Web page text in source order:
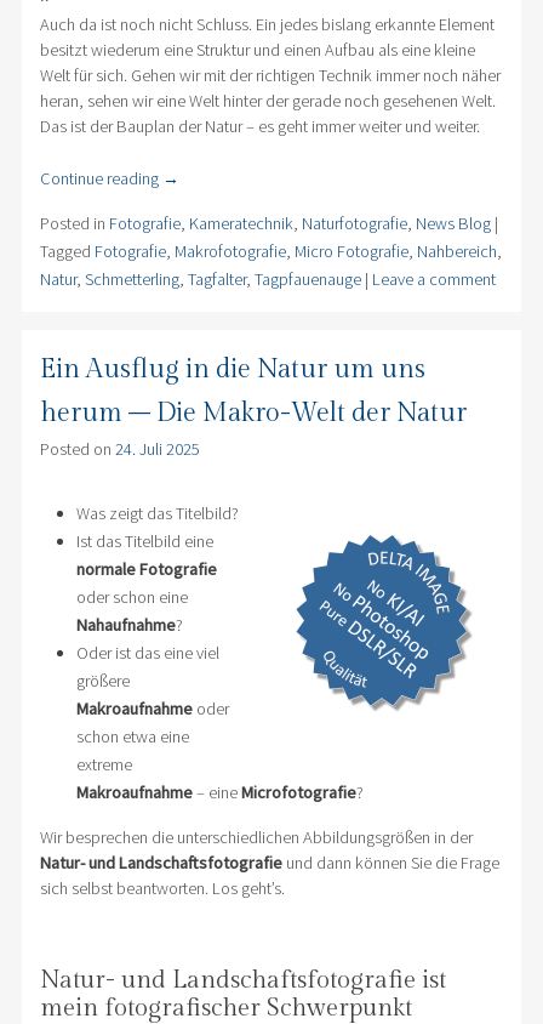
Auch da ist noch nicht Schluss. Ein jedes bislang erkannte Element
besitzt wiederum eine Struktur und einen Aufbau als eine kleine
Welt für sich. Gehen wir mit der richtigen Technik immer noch näher
heran, sehen wir eine Welt hinter der gerade noch gesehenen Welt.
Das ist der Bauplan der Natur – es geht immer weiter und weiter.
Continue reading →
Posted in Fotografie, Kameratechnik Naturfotografie, News Blog |
Tagged Fotografie, Makrofotografie, Micro Fotografie, Nahbereich
Natur, Schmetterling, Tagfalter, Tagpfauenauge | Leave a comment
Ein Ausflug in die Natur um uns
herum – Die Makro-Welt der Natur
Posted on 24. Juli 2025
Was zeigt das Titelbild?
Ist das Titelbild eine
normale Fotografie
oder schon eine
Nahaufnahme?
Oder ist das eine viel
größere
Makroaufnahmeoder
schon etwa eine
extreme
Makroaufnahme– eineMicrofotografie?
Wir besprechen die unterschiedlichen Abbildungsgrößen in der
Natur- und Landschaftsfotografieund dann können Sie die Frage
sich selbst beantworten. Los geht’s.
Natur- und Landschaftsfotografie ist
mein fotografischer Schwerpunkt